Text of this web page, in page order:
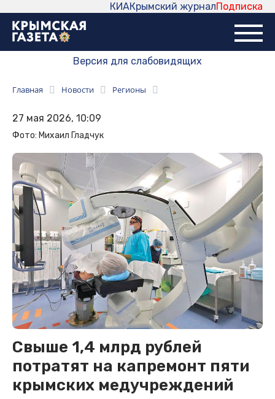
Подписка
Крымский журнал
КИА
Версия для слабовидящих
Главная Новости Регионы
27 мая 2026, 10:09
Фото: Михаил Гладчук
Свыше 1,4 млрд рублей
потратят на капремонт пяти
крымских медучреждений